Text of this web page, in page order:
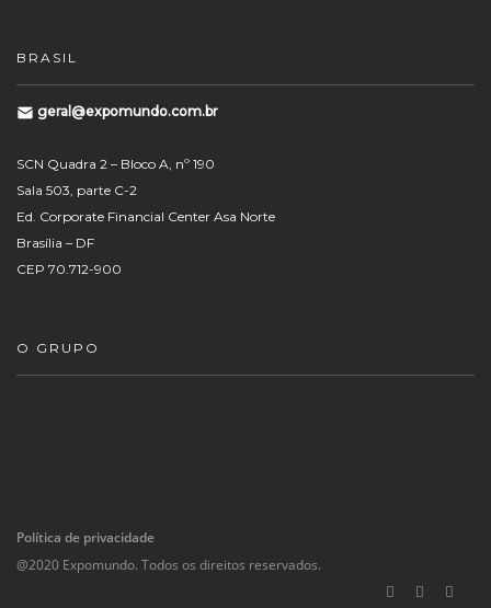
BRASIL
geral@expomundo.com.br
SCN Quadra 2 – Bloco A, nº 190
Sala 503, parte C-2
Ed. Corporate Financial Center Asa Norte
Brasília – DF
CEP 70.712-900
O GRUPO
Política de privacidade
@2020 Expomundo. Todos os direitos reservados.